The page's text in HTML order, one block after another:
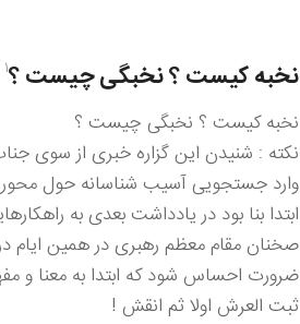
نخبه کیست ؟ نخبگی چیست ؟۱ آبان ۱۴۰۱
نخبه کیست ؟ نخبگی چیست ؟
نکته : شنیدن این گزاره خبری از سوی
وارد جستجویی آسیب شناسانه حول
ابتدا بنا بود در یادداشت بعدی به
صخنان مقام معظم رهبری در همین ایام
ضرورت احساس شود که ابتدا به معنا و
ثبت العرش اولا ثم انقش !